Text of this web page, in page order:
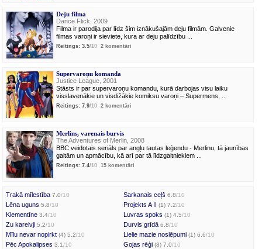
Deju filma
Dance Flick, 2009
Filma ir parodija par līdz šim iznākušajām deju filmām. Galvenie
filmas varoņi ir sieviete, kura ar deju palīdzību ...
Reitings: 3.5/10 2 komentāri
Supervaroņu komanda
Justice League, 2001
Stāsts ir par supervaroņu komandu, kurā darbojas visu laiku
visslavenākie un visdižākie komiksu varoņi – Supermens, ...
Reitings: 7.9/10 2 komentāri
Merlins, varenais burvis
The Adventures of Merlin, 2008
BBC veidotais seriāls par angļu tautas leģendu - Merlinu, tā jaunības
gaitām un apmācību, kā arī par tā līdzgaitniekiem ...
Reitings: 7.4/10 15 komentāri
Trakā mīlestība 7.0/10 Sarkanais ceļš 6.8/10
Lēna uguns 5.8/10 Projekts A II (1) 7.2/10
Klementīne 3.4/10 Luvras spoks (1) 4.5/10
Zu kareivji 5.2/10 Durvis grīdā6.8/10
Mīlu nevar nopirkt (4) 5.2/10 Lielie mazie noslēpumi(1) 6.6/10
Pēc Apokalipses 3.1/10 Gojas rēģi(8) 7.0/10